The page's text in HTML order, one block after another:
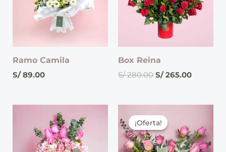
Ramo Camila
S/89.00
Box Reina
S/280.00 S/265.00
¡Oferta!
¡Oferta!
precio
original
era:
S/ 198.00.
actual
es:
S/ 180.00.